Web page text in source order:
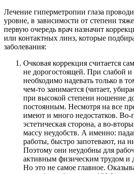
Лечение гиперметропии глаза
уровне, в зависимости от степени
первую очередь врач назначит
или контактных линз, которые
заболевания:
Очковая коррекция считается
не дорогостоящей. При слабой и
необходимо надевать только в
чем-то занимается (читает,
при высокой степени ношение
постоянным. Несмотря на все
имеют и много недостатков. Во-
эстетическая сторона, а во-
массу неудобств. А именно:
работы, быстро запотевают, на
Поэтому они неудобны для
активным физическим трудом и
Но это не самое главное.